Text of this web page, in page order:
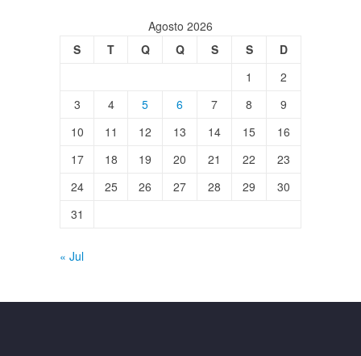
Agosto 2026
S
T Q Q S S
D
1
2
3
4 5 6 7 8
9
10
11 12 13 14 15
16
17
18 19 20 21 22
23
24
25 26 27 28 29
30
31
« Jul